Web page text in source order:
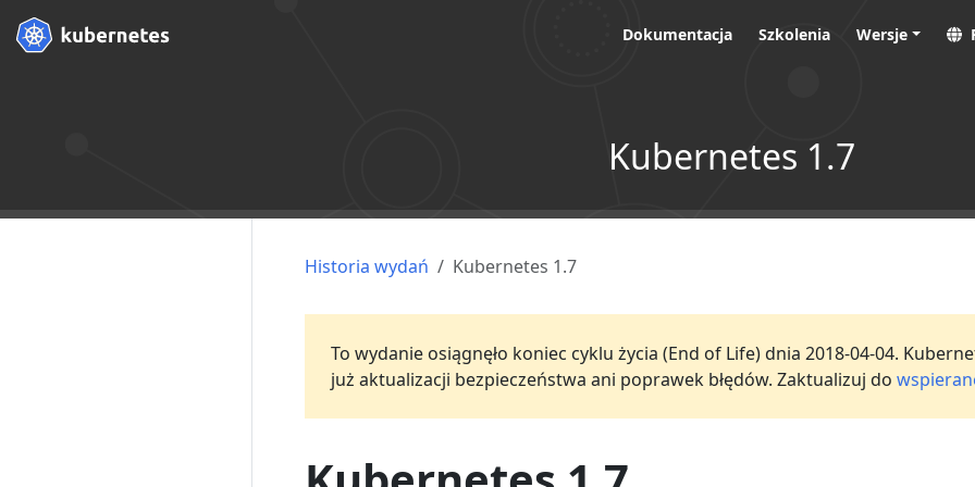
Dokumentacja Szkolenia Wersje
Kubernetes 1.7
Historia wydań Kubernetes 1.7
To wydanie osiągnęło koniec cyklu życia (End of Life) dnia 2018-04-04.
już aktualizacji bezpieczeństwa ani poprawek błędów. Zaktualizuj do